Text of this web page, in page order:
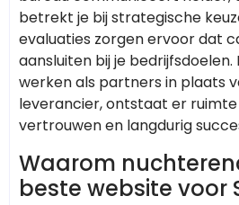
betrekt je bij strategische
evaluaties zorgen ervoor dat
aansluiten bij je
werken als partners in plaats
leverancier, ontstaat er
vertrouwen en langdurig
Waarom
beste website voor